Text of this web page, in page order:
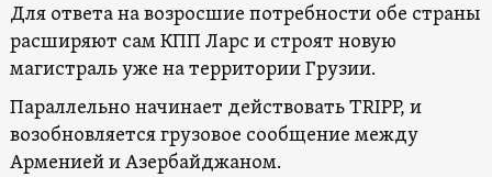
Для ответа на возросшие потребности обе страны
расширяют сам КПП Ларс и строят новую
магистраль уже на территории Грузии.
Параллельно начинает действовать TRIPP, и
возобновляется грузовое сообщение между
Арменией и Азербайджаном.